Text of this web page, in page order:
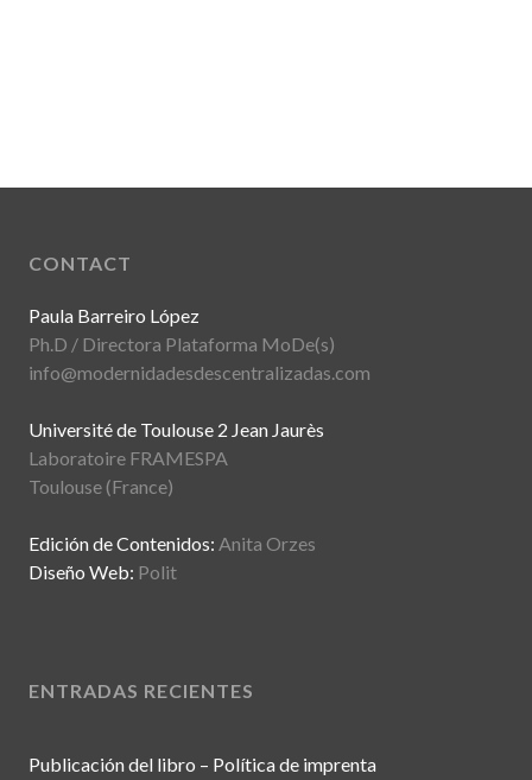
CONTACT
Paula Barreiro López
Ph.D / Directora Plataforma MoDe(s)
info@modernidadesdescentralizadas.com
Université de Toulouse 2 Jean Jaurès
Laboratoire FRAMESPA
Toulouse (France)
Edición de Contenidos: Anita Orzes
Diseño Web: Polit
ENTRADAS RECIENTES
Publicación del libro – Política de imprenta